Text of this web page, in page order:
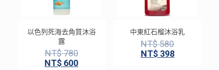
以色列死海去角質沐浴
露
NT$780
NT$ 600
中東紅石榴沐浴乳
NT$580
NT$398